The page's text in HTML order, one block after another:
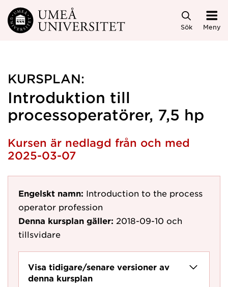
Hoppa direkt till innehållet
Sök Meny
KURSPLAN:
Introduktion till
processoperatörer, 7,5 hp
Kursen är nedlagd från och med
2025-03-07
Engelskt namn: Introduction to the process
operator profession
Denna kursplan gäller: 2018-09-10 och
tillsvidare
Visa tidigare/senare versioner av
denna kursplan